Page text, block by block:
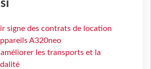
signe des contrats de location
A320neo
améliorer les transports et la